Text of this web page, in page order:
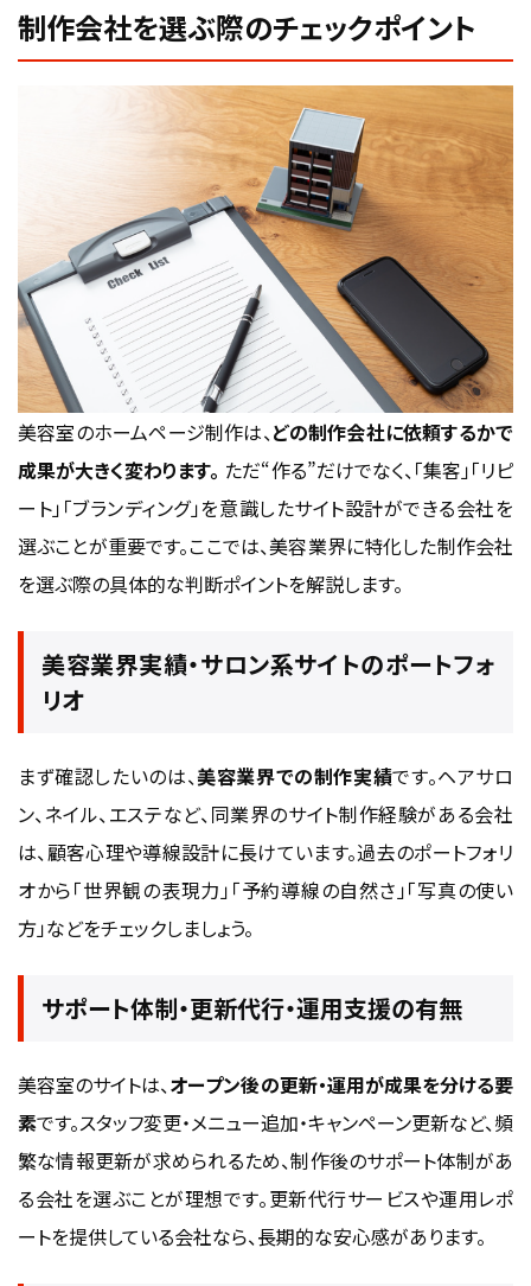
制作会社を選ぶ際のチェックポイント
美容室のホームページ制作は、どの制作会社に依頼するかで
成果が大きく変わります。 ただ“作る”だけでなく、「集客」「リピ
ート」「ブランディング」を意識したサイト設計ができる会社を
選ぶことが重要です。ここでは、美容業界に特化した制作会社
を選ぶ際の具体的な判断ポイントを解説します。
美容業界実績・サロン系サイトのポートフォ
リオ
まず確認したいのは、美容業界での制作実績です。ヘアサロ
ン、ネイル、エステなど、同業界のサイト制作経験がある会社
は、顧客心理や導線設計に長けています。過去のポートフォリ
オから「世界観の表現力」「予約導線の自然さ」「写真の使い
方」などをチェックしましょう。
サポート体制・更新代行・運用支援の有無
美容室のサイトは、オープン後の更新・運用が成果を分ける要
素です。スタッフ変更・メニュー追加・キャンペーン更新など、頻
繁な情報更新が求められるため、制作後のサポート体制があ
る会社を選ぶことが理想です。更新代行サービスや運用レポ
ートを提供している会社なら、長期的な安心感があります。